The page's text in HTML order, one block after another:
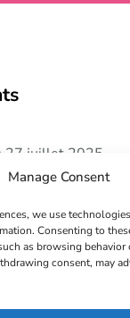
Manage Consent
we use
Consenting to
as browsing behavior
consent, may
27 juillet 2025
paille